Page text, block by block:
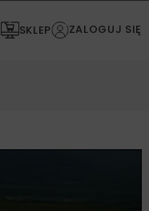
SKLEP ZALOGUJ SIĘ